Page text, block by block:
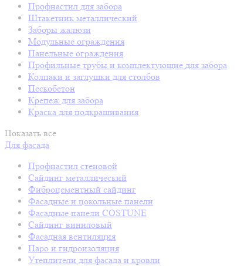
Профнастил для забора
Штакетник металлический
Заборы жалюзи
Модульные ограждения
Панельные ограждения
Профильные трубы и комплектующие для забора
Колпаки и заглушки для столбов
Пескобетон
Крепеж для забора
Краска для подкрашивания
Показать все
Для фасада
Профнастил стеновой
Сайдинг металлический
Фиброцементный сайдинг
Фасадные и цокольные панели
Фасадные панели COSTUNE
Сайдинг виниловый
Фасадная вентиляция
Паро и гидроизоляция
Утеплители для фасада и кровли